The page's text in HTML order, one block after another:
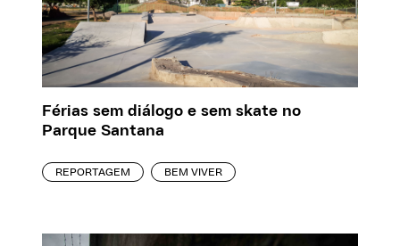
Férias sem diálogo e sem skate no
Parque Santana
REPORTAGEM BEM VIVER